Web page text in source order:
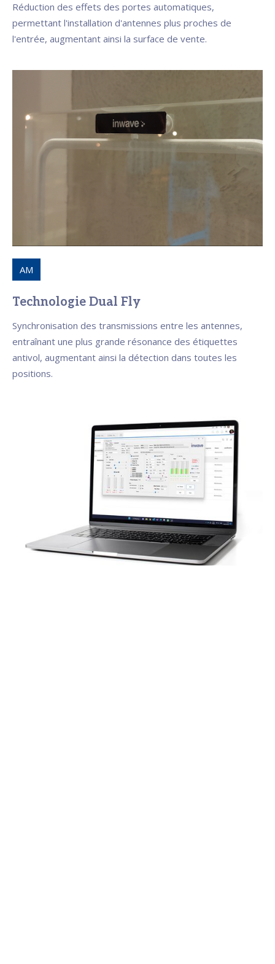
Réduction des effets des portes automatiques,
permettant l'installation d'antennes plus proches de
l'entrée, augmentant ainsi la surface de vente.
AM
Technologie Dual Fly
Synchronisation des transmissions entre les antennes,
entraînant une plus grande résonance des étiquettes
antivol, augmentant ainsi la détection dans toutes les
positions.